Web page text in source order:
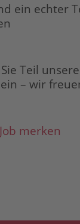
ein echter
Teil
– wir
Job merken